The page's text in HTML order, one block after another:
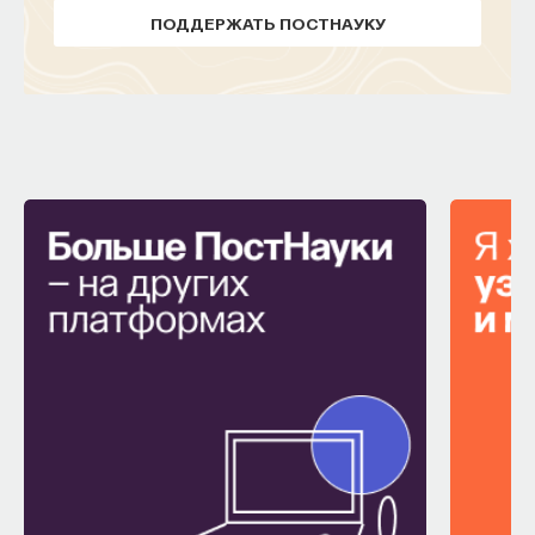
ПОДДЕРЖАТЬ ПОСТНАУКУ
кафедры физиологии человека и животных
1297 публикаций
НЕЙРОФИЗИОЛОГИЯ
ЕСТЕСТВЕННЫЕ НАУКИ